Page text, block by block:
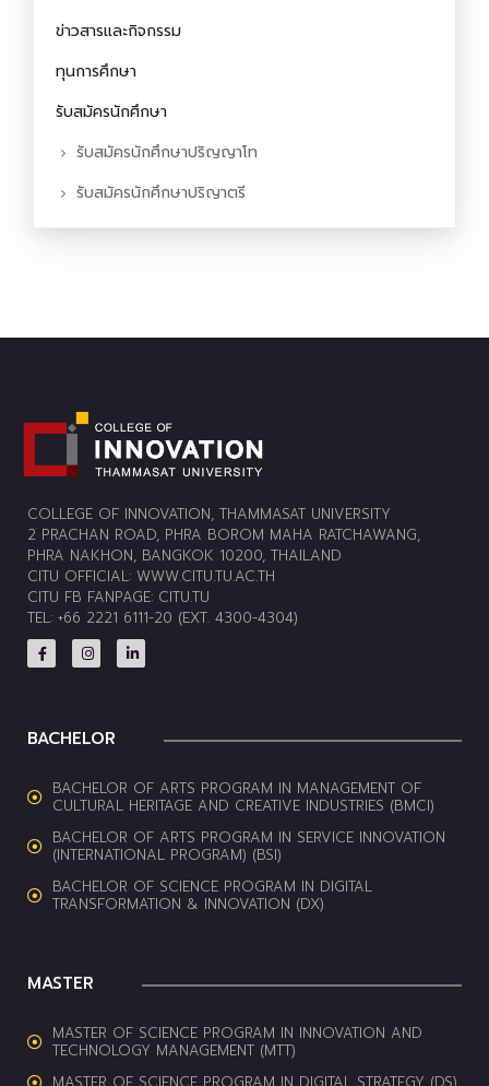
ข่าวสารและกิจกรรม
ทุนการศึกษา
รับสมัครนักศึกษา
รับสมัครนักศึกษาปริญญาโท
รับสมัครนักศึกษาปริญาตรี
COLLEGE OF INNOVATION, THAMMASAT UNIVERSITY
2 PRACHAN ROAD, PHRA BOROM MAHA RATCHAWANG,
PHRA NAKHON, BANGKOK 10200, THAILAND
CITU OFFICIAL: WWW.CITU.TU.AC.TH
CITU FB FANPAGE: CITU.TU
TEL: +66 2221 6111-20 (EXT. 4300-4304)
BACHELOR
BACHELOR OF ARTS PROGRAM IN MANAGEMENT OF
CULTURAL HERITAGE AND CREATIVE INDUSTRIES (BMCI)
BACHELOR OF ARTS PROGRAM IN SERVICE INNOVATION
(INTERNATIONAL PROGRAM) (BSI)
BACHELOR OF SCIENCE PROGRAM IN DIGITAL
TRANSFORMATION & INNOVATION (DX)
MASTER
MASTER OF SCIENCE PROGRAM IN INNOVATION AND
TECHNOLOGY MANAGEMENT (MTT)